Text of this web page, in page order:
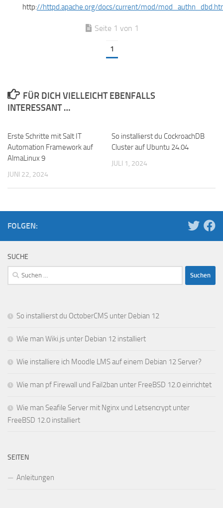
http://httpd.apache.org/docs/current/mod/
Seite 1 von 1
1
FÜR DICH VIELLEICHT EBENFALLS
INTERESSANT …
Erste Schritte mit Salt IT
Automation Framework auf
AlmaLinux 9
JUNI 22, 2024
So installierst du CockroachDB
Cluster auf Ubuntu 24.04
JULI 1, 2024
FOLGEN:
SUCHE
Suchen
nach:
So installierst du OctoberCMS unter Debian 12
Wie man Wiki.js unter Debian 12 installiert
Wie installiere ich Moodle LMS auf einem Debian 12 Server?
Wie man pf Firewall und Fail2ban unter FreeBSD 12.0 einrichtet
Wie man Seafile Server mit Nginx und Letsencrypt unter
FreeBSD 12.0 installiert
SEITEN
Anleitungen